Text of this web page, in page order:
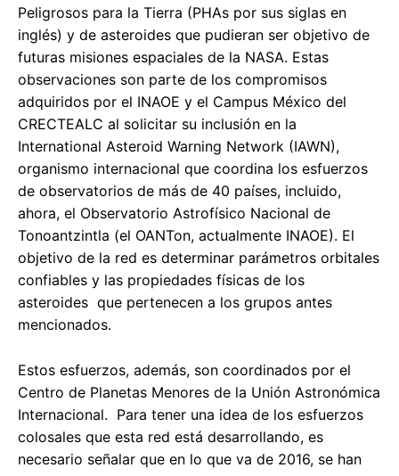
Peligrosos para la Tierra (PHAs por sus siglas en
inglés) y de asteroides que pudieran ser objetivo de
futuras misiones espaciales de la NASA. Estas
observaciones son parte de los compromisos
adquiridos por el INAOE y el Campus México del
CRECTEALC al solicitar su inclusión en la
International Asteroid Warning Network (IAWN),
organismo internacional que coordina los esfuerzos
de observatorios de más de 40 países, incluido,
ahora, el Observatorio Astrofísico Nacional de
Tonoantzintla (el OANTon, actualmente INAOE). El
objetivo de la red es determinar parámetros orbitales
confiables y las propiedades físicas de los
asteroides que pertenecen a los grupos antes
mencionados.
Estos esfuerzos, además, son coordinados por el
Centro de Planetas Menores de la Unión Astronómica
Internacional. Para tener una idea de los esfuerzos
colosales que esta red está desarrollando, es
necesario señalar que en lo que va de 2016, se han